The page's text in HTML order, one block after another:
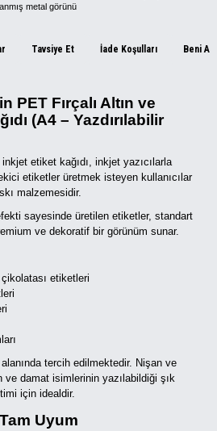
metal görünü
Tavsiye Et İade Koşulları Beni
PET Fırçalı Altın ve
(A4 – Yazdırılabilir
etiket kağıdı, inkjet yazıcılarla
etiketler üretmek isteyen kullanıcılar
malzemesidir.
sayesinde üretilen etiketler, standart
ve dekoratif bir görünüm sunar.
etiketleri
tercih edilmektedir. Nişan ve
ve damat isimlerinin yazılabildiği şık
için idealdir.
Uyum